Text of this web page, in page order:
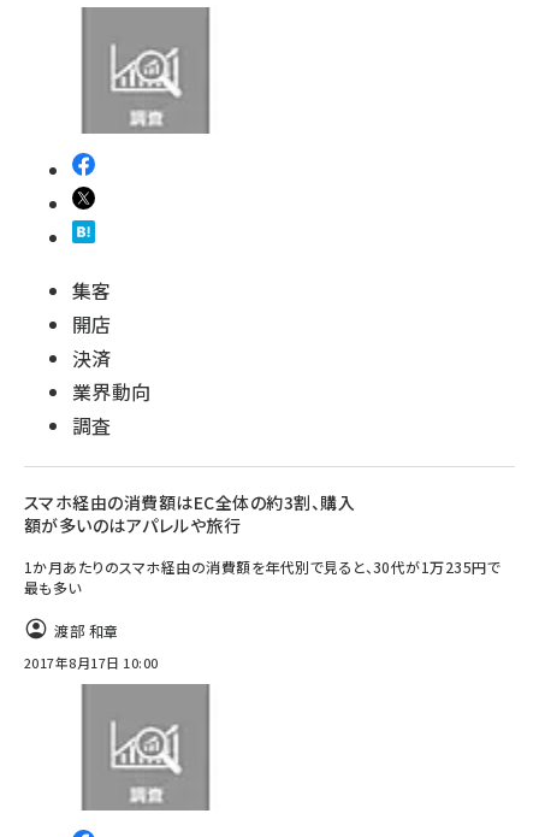
集客
開店
決済
業界動向
調査
スマホ経由の消費額はEC全体の約3割、購入
額が多いのはアパレルや旅行
1か月あたりのスマホ経由の消費額を年代別で見ると、30代が1万235円で
最も多い
渡部 和章
2017年8月17日 10:00